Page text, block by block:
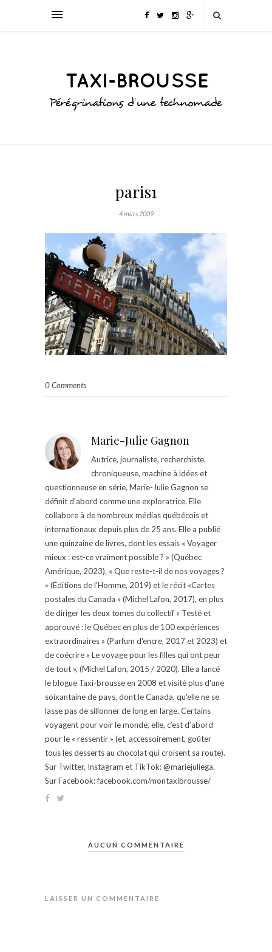
paris1
4 mars 2009
0 Comments
Marie-Julie Gagnon
Autrice, journaliste, recherchiste,
chroniqueuse, machine à idées et
questionneuse en série, Marie-Julie Gagnon se
définit d’abord comme une exploratrice. Elle
collabore à de nombreux médias québécois et
internationaux depuis plus de 25 ans. Elle a publié
une quinzaine de livres, dont les essais « Voyager
mieux : est-ce vraiment possible ? » (Québec
Amérique, 2023), « Que reste-t-il de nos voyages ?
» (Éditions de l'Homme, 2019) et le récit «Cartes
postales du Canada » (Michel Lafon, 2017), en plus
de diriger les deux tomes du collectif « Testé et
approuvé : le Québec en plus de 100 expériences
extraordinaires » (Parfum d'encre, 2017 et 2023) et
de coécrire « Le voyage pour les filles qui ont peur
de tout », (Michel Lafon, 2015 / 2020). Elle a lancé
le blogue Taxi-brousse en 2008 et visité plus d'une
soixantaine de pays, dont le Canada, qu'elle ne se
lasse pas de sillonner de long en large. Certains
voyagent pour voir le monde, elle, c’est d’abord
pour le « ressentir » (et, accessoirement, goûter
tous les desserts au chocolat qui croisent sa route).
Sur Twitter, Instagram et TikTok: @mariejuliega.
Sur Facebook: facebook.com/montaxibrousse/
AUCUN COMMENTAIRE
LAISSER UN COMMENTAIRE